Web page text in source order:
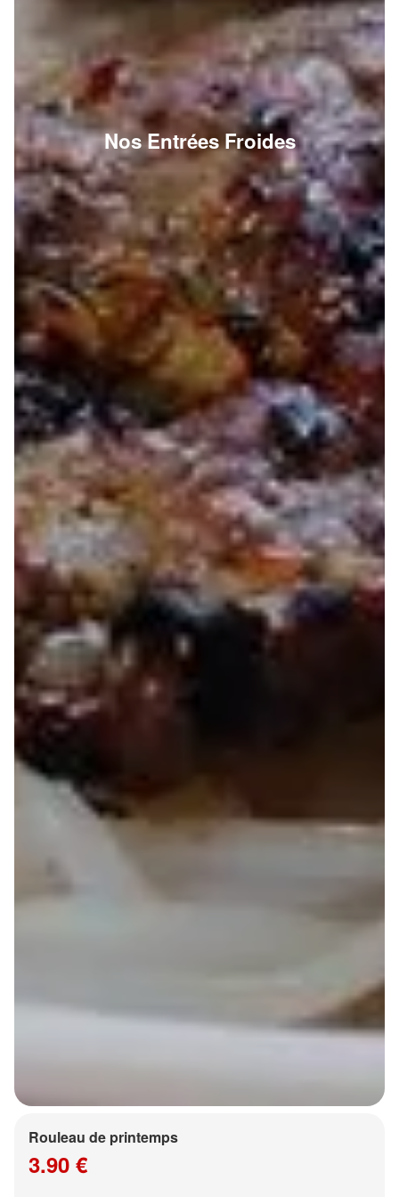
Nos Entrées Froides
Rouleau de printemps
3.90 €